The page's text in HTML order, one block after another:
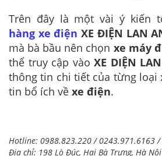
Trên đây là một vài ý kiến
hàng xe điện XE ĐIỆN LAN
mà bà bầu nên chọn xe máy
thể truy cập vào XE DIỆN
thông tin chi tiết của từng loại
tin bổ ích về xe điện.
Hotline: 0988.823.220 / 0243.971.6163
Địa chỉ: 198 Lò Đúc, Hai Bà Trưng, Hà Nội